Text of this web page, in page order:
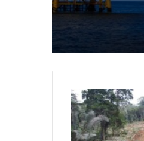
Grand
Libreville
:
des